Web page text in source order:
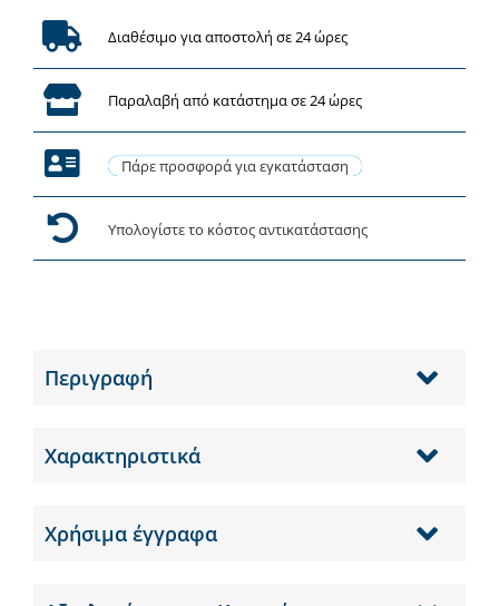
Διαθέσιμο για αποστολή σε 24 ώρες
Παραλαβή από κατάστημα σε 24 ώρες
Πάρε προσφορά για εγκατάσταση
Υπολογίστε το κόστος αντικατάστασης
Περιγραφή
Χαρακτηριστικά
Χρήσιμα έγγραφα